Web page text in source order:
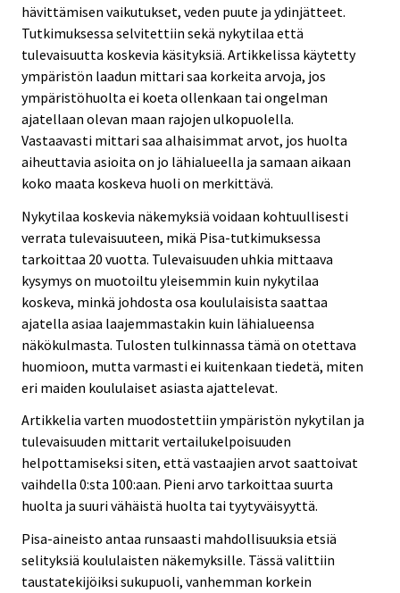
hävittämisen vaikutukset, veden puute ja ydinjätteet.
Tutkimuksessa selvitettiin sekä nykytilaa että
tulevaisuutta koskevia käsityksiä. Artikkelissa käytetty
ympäristön laadun mittari saa korkeita arvoja, jos
ympäristöhuolta ei koeta ollenkaan tai ongelman
ajatellaan olevan maan rajojen ulkopuolella.
Vastaavasti mittari saa alhaisimmat arvot, jos huolta
aiheuttavia asioita on jo lähialueella ja samaan aikaan
koko maata koskeva huoli on merkittävä.
Nykytilaa koskevia näkemyksiä voidaan kohtuullisesti
verrata tulevaisuuteen, mikä Pisa-tutkimuksessa
tarkoittaa 20 vuotta. Tulevaisuuden uhkia mittaava
kysymys on muotoiltu yleisemmin kuin nykytilaa
koskeva, minkä johdosta osa koululaisista saattaa
ajatella asiaa laajemmastakin kuin lähialueensa
näkökulmasta. Tulosten tulkinnassa tämä on otettava
huomioon, mutta varmasti ei kuitenkaan tiedetä, miten
eri maiden koululaiset asiasta ajattelevat.
Artikkelia varten muodostettiin ympäristön nykytilan ja
tulevaisuuden mittarit vertailukelpoisuuden
helpottamiseksi siten, että vastaajien arvot saattoivat
vaihdella 0:sta 100:aan. Pieni arvo tarkoittaa suurta
huolta ja suuri vähäistä huolta tai tyytyväisyyttä.
Pisa-aineisto antaa runsaasti mahdollisuuksia etsiä
selityksiä koululaisten näkemyksille. Tässä valittiin
taustatekijöiksi sukupuoli, vanhemman korkein